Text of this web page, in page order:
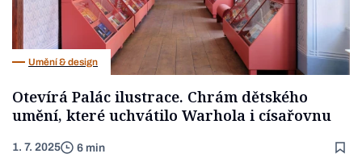
Umění & design
Otevírá Palác ilustrace. Chrám dětského
umění, které uchvátilo Warhola i císařovnu
1. 7. 2025 6 min